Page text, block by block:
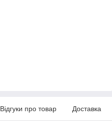
Відгуки про товар Доставка